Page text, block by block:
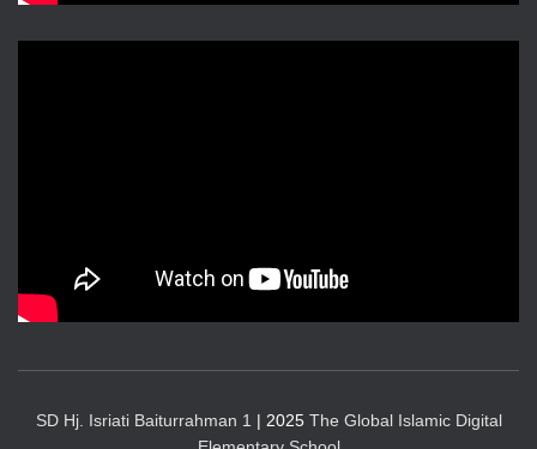
SD Hj. Isriati Baiturrahman 1 | 2025 The Global Islamic Digital